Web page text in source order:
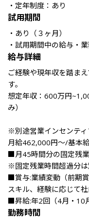
・定年制度：あり
試用期間
・あり（３ヶ月）
・試用期間中の給与・
給与詳細
ご経験や現年収を踏ま
す。
想定年収：600万円
み）
※別途営業インセンテ
月給462,000円～/基本
■月45時間分の固定残
※固定残業時間超過分
■賞与:業績変動（前期
スキル、経験に応じて
■昇給:年2回（4月・10
勤務時間